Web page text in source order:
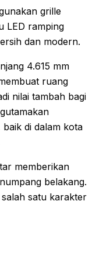
grille
LED ramping
dan modern.
4.615 mm
ruang
nilai tambah bagi
di dalam kota
memberikan
belakang.
satu karakter